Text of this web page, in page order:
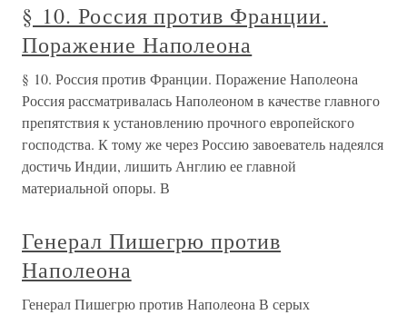
§ 10. Россия против Франции.
Поражение Наполеона
§ 10. Россия против Франции. Поражение Наполеона
Россия рассматривалась Наполеоном в качестве главного
препятствия к установлению прочного европейского
господства. К тому же через Россию завоеватель надеялся
достичь Индии, лишить Англию ее главной
материальной опоры. В
Генерал Пишегрю против
Наполеона
Генерал Пишегрю против Наполеона В серых